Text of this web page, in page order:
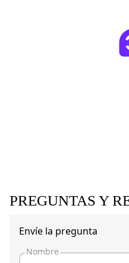
PREGUNTAS Y
Envíe la pregunta